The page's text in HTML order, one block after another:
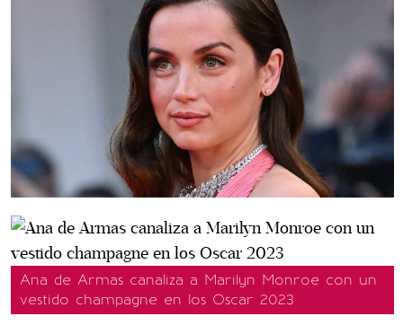
Ana de Armas canaliza a Marilyn Monroe con un
vestido champagne en los Oscar 2023